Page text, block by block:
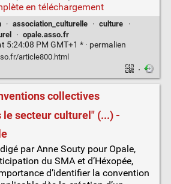
en téléchargement
· association_culturelle · culture
·
· opale.asso.fr
PM GMT+1 * · permalien
article800.html
·
collectives
secteur culturel" (...) -
par Anne Souty pour Opale,
du SMA et d’Héxopée,
d’identifier la convention